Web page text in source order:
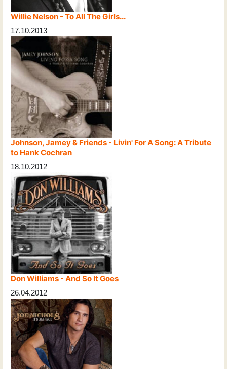
Willie Nelson - To All The Girls...
17.10.2013
Johnson, Jamey & Friends - Livin' For A Song: A Tribute
to Hank Cochran
18.10.2012
Don Williams - And So It Goes
26.04.2012